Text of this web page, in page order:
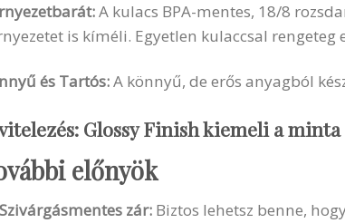
A kulacs BPA-mentes, 18/8
is kíméli. Egyetlen kulaccsal
és Tartós:A könnyű, de erős anyagból
: Glossy Finish kiemeli a
előnyök
Szivárgásmentes zár: Biztos lehetsz benne,